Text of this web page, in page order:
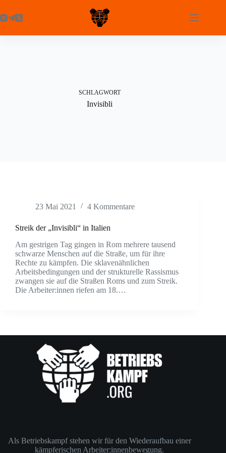
Inhalt
springen
SCHLAGWORT
Invisibli
23 Mai 2021 4 Kommentare
Streik der „Invisibli“ in Italien
Am gestrigen Tag gingen in Rom mehrere tausend
schwarze Menschen auf die Straße, um für ihre
Rechte zu kämpfen. Die sklavenähnlichen
Arbeitsbedingungen und der strukturelle Rassismus
zwangen sie auf die Straßen Roms und zum Streik.
Die Arbeiter:innen riefen am 18.…
Als Betriebskampf stehen wir für den Wiederaufbau einer
kämpferischen Arbeiter:innenbewegung.